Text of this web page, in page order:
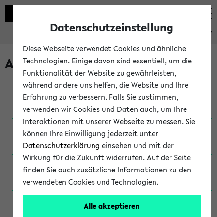
eKVV
Archivierte Studiengänge
Anglistik: British and American Studies / B.A.
(Einschreibung bis WiSe 16/17)
Anglistik: British and American Studies / B.A.
(Einschreibung bis SoSe 2015)
Anglistik: British and American Studies / B.A.
(Einschreibung bis SoSe 2013)
Anglistik: British and American Studies / Ba
(Einschreibung bis SoSe 2011)
Datenschutzeinstellung
Diese Webseite verwendet Cookies und ähnliche
Technologien. Einige davon sind essentiell, um die
Funktionalität der Website zu gewährleisten,
während andere uns helfen, die Website und Ihre
Erfahrung zu verbessern. Falls Sie zustimmen,
verwenden wir Cookies und Daten auch, um Ihre
Interaktionen mit unserer Webseite zu messen. Sie
können Ihre Einwilligung jederzeit unter
Datenschutzerklärung einsehen und mit der
Wirkung für die Zukunft widerrufen. Auf der Seite
finden Sie auch zusätzliche Informationen zu den
verwendeten Cookies und Technologien.
Alle akzeptieren